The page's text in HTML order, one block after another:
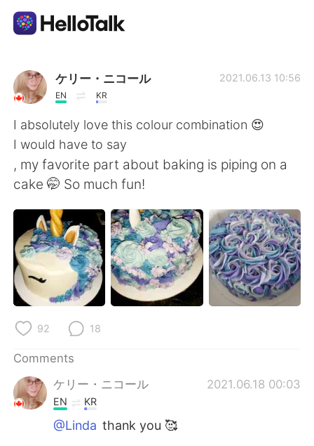
Language Exchange App
AI Grammar Checker
English
简体中文 繁體中文
Español العربية
Français Deutsch
Русский
Indonesia Italiano
Türkçe Tiếng Việt
ケリー・ニコール
EN KR
2021.06.13 10:56
I absolutely love this colour combination 😍
I would have to say
, my favorite part about baking is piping on a
cake 🤭 So much fun!
92 18
Comments
ケリー・ニコール
2021.06.18 00:03
EN KR
@Linda thank you 🥰